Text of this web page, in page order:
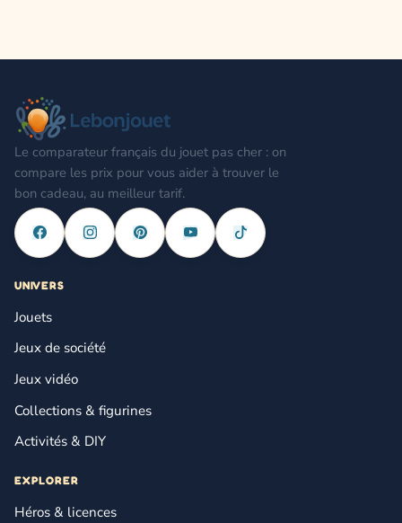
Le comparateur français du jouet pas cher : on
compare les prix pour vous aider à trouver le
bon cadeau, au meilleur tarif.
UNIVERS
Jouets
Jeux de société
Jeux vidéo
Collections & figurines
Activités & DIY
EXPLORER
Héros & licences